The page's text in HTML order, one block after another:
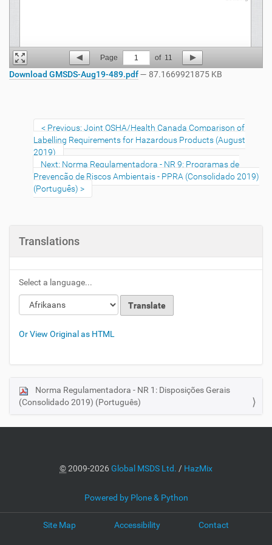
Page 1 of 11
Download GMSDS-Aug19-489.pdf— 87.1669921875 KB
Previous: Joint OSHA/Health Canada Comparison of
Labelling Requirements for Hazardous Products (August
2019)
Next: Norma Regulamentadora - NR 9: Programas de
Prevenção de Riscos Ambientais - PPRA (Consolidado 2019)
(Português)
Translations
Select a language...
Or View Original as HTML
N
a
o
Norma Regulamentadora - NR 1: Disposições Gerais
(Consolidado 2019) (Português)
©2009-2026Global MSDS Ltd. / HazMix
Powered by Plone & Python
Site Map Accessibility Contact